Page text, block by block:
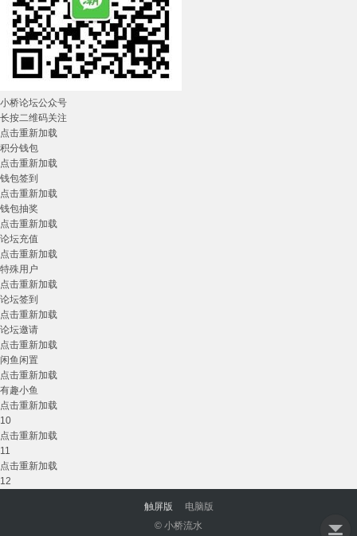
小桥论坛公众号
长按二维码关注
点击重新加载
积分钱包
点击重新加载
钱包签到
点击重新加载
钱包抽奖
点击重新加载
论坛充值
点击重新加载
特殊用户
点击重新加载
论坛签到
点击重新加载
论坛邀请
点击重新加载
闲鱼闲置
点击重新加载
有趣小鱼
点击重新加载
10
点击重新加载
11
点击重新加载
12
触屏版
电脑版
© 小桥流水